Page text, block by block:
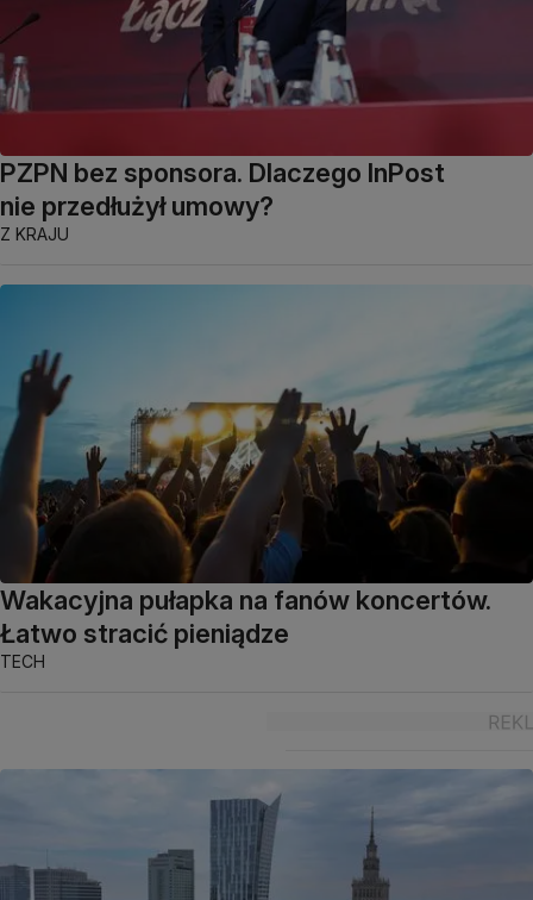
PZPN bez sponsora. Dlaczego InPost
nie przedłużył umowy?
Z KRAJU
Wakacyjna pułapka na fanów koncertów.
Łatwo stracić pieniądze
TECH